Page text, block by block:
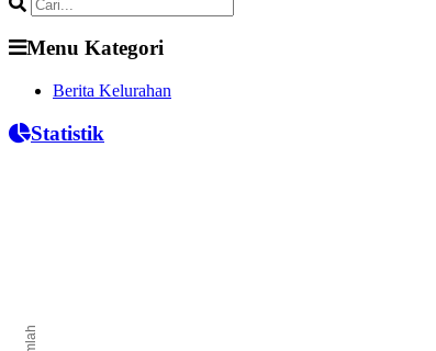
Menu Kategori
Berita Kelurahan
Statistik